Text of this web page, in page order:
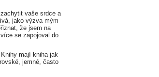
vaše srdce a
jako výzva mým
že jsem na
se zapojoval do
mají kniha jak
jemné, často